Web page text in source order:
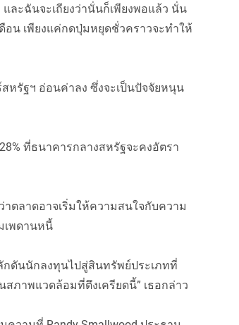
ละฉันจะเถียงว่านั่นก็เพียงพอแล้ว นั่น
อน เพียงแค่กดปุ่มหยุดชั่วคราวจะทำให้
สหรัฐฯ อ่อนค่าลง ซึ่งจะเป็นปัจจัยหนุน
ที่ธนาคารกลางสหรัฐจะคงอัตรา
าตลาดอาจเริ่มให้ความสนใจกับความ
เพดานหนี้
กดันนักลงทุนไปสู่สินทรัพย์ประเภทที่
ภาพแวดล้อมที่ตึงเครียดนี้” เธอกล่าว